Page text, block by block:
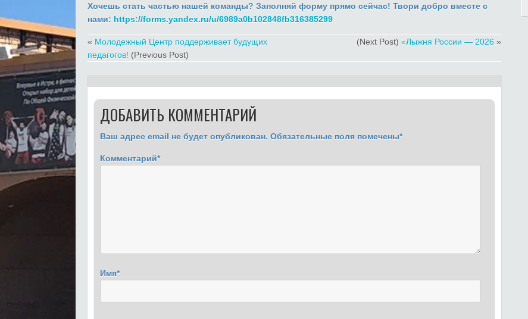
Хочешь стать частью нашей команды? Заполняй форму прямо сейчас! Твори добро вместе с
нами: https://forms.yandex.ru/u/6989a0b102848fb316385299
« Молодежный Центр поддерживает будущих
педагогов! (Previous Post)
(Next Post) «Лыжня России — 2026 »
ДОБАВИТЬ КОММЕНТАРИЙ
Ваш адрес email не будет опубликован. Обязательные поля помечены*
Комментарий*
Имя*